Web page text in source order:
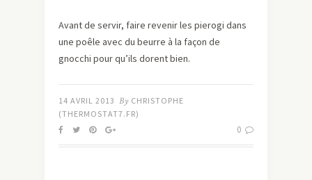
Avant de servir, faire revenir les pierogi dans
une poêle avec du beurre à la façon de
gnocchi pour qu’ils dorent bien.
14 AVRIL 2013 By CHRISTOPHE
(THERMOSTAT7.FR)
0